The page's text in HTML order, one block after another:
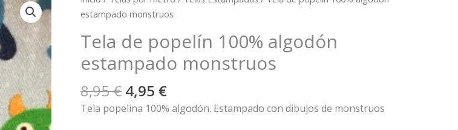
estampado monstruos
Tela de popelín 100% algodón
estampado monstruos
8,95€
precio
era:
8,95 €.
4,95 €
precio
es:
4,95 €.
Tela popelina 100% algodón. Estampado con dibujos de monstruos
de
100%
algodón
estampado
monstruos
cantidad